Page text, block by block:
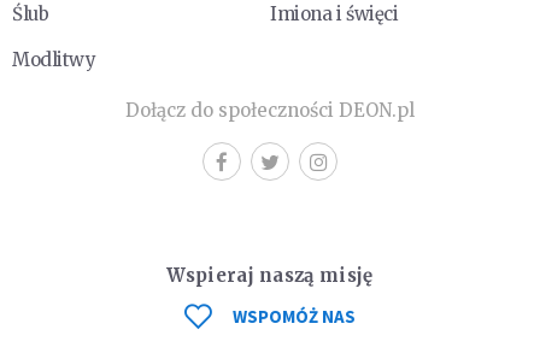
Ślub
Imiona i święci
Modlitwy
Dołącz do społeczności DEON.pl
Wspieraj naszą misję
WSPOMÓŻ NAS